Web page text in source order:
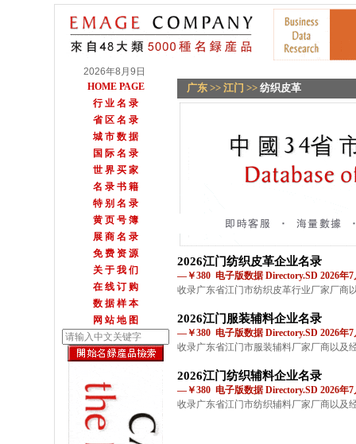
2026年8月9日
HOME PAGE
行 业 名 录
省 区 名 录
城 市 数 据
国 际 名 录
世 界 买 家
名 录 书 籍
特 别 名 录
黄 页 号 簿
展 商 名 录
免 费 资 源
关 于 我 们
在 线 订 购
数 据 样 本
网 站 地 图
广东 >> 江门 >> 纺织皮革
2026江门纺织皮革企业名录
—￥380 电子版数据 Directory.SD 2026年7
收录广东省江门市纺织皮革行业厂家厂商
2026江门服装辅料企业名录
—￥380 电子版数据 Directory.SD 2026年7
收录广东省江门市服装辅料厂家厂商以及
2026江门纺织辅料企业名录
—￥380 电子版数据 Directory.SD 2026年7
收录广东省江门市纺织辅料厂家厂商以及